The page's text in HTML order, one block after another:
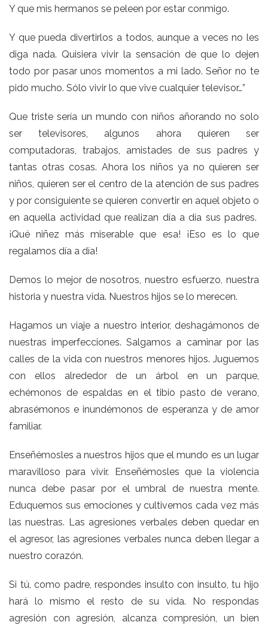
Y que mis hermanos se peleen por estar conmigo.
Y que pueda divertirlos a todos, aunque a veces no les
diga nada. Quisiera vivir la sensación de que lo dejen
todo por pasar unos momentos a mi lado. Señor no te
pido mucho. Sólo vivir lo que vive cualquier televisor…”
Que triste sería un mundo con niños añorando no solo
ser televisores, algunos ahora quieren ser
computadoras, trabajos, amistades de sus padres y
tantas otras cosas. Ahora los niños ya no quieren ser
niños, quieren ser el centro de la atención de sus padres
y por consiguiente se quieren convertir en aquel objeto o
en aquella actividad que realizan día a día sus padres.
¡Qué niñez más miserable que esa! ¡Eso es lo que
regalamos día a día!
Demos lo mejor de nosotros, nuestro esfuerzo, nuestra
historia y nuestra vida. Nuestros hijos se lo merecen.
Hagamos un viaje a nuestro interior, deshagámonos de
nuestras imperfecciones. Salgamos a caminar por las
calles de la vida con nuestros menores hijos. Juguemos
con ellos alrededor de un árbol en un parque,
echémonos de espaldas en el tibio pasto de verano,
abrasémonos e inundémonos de esperanza y de amor
familiar.
Enseñémosles a nuestros hijos que el mundo es un lugar
maravilloso para vivir. Enseñémosles que la violencia
nunca debe pasar por el umbral de nuestra mente.
Eduquemos sus emociones y cultivemos cada vez más
las nuestras. Las agresiones verbales deben quedar en
el agresor, las agresiones verbales nunca deben llegar a
nuestro corazón.
Si tú, como padre, respondes insulto con insulto, tu hijo
hará lo mismo el resto de su vida. No respondas
agresión con agresión, alcanza compresión, un bien